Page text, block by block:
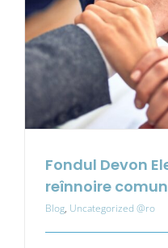
Fondul Devon
reînnoire
Blog, Uncategorized @ro